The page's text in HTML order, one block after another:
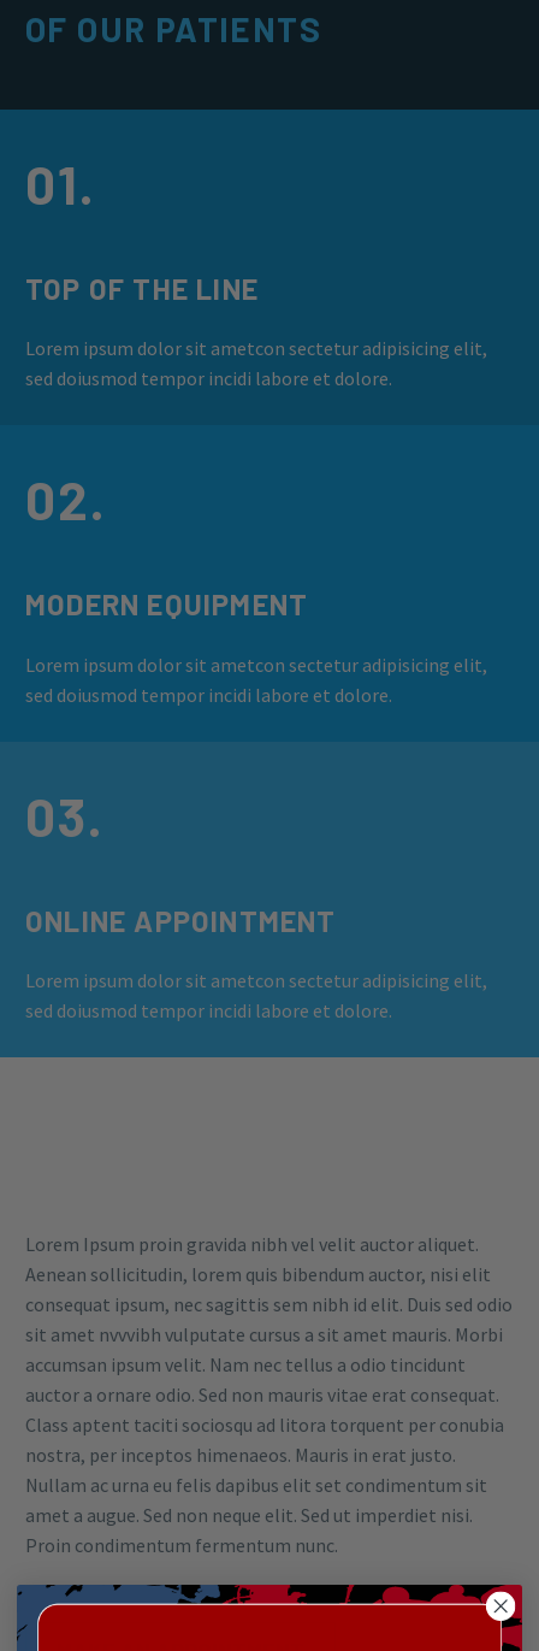
OF OUR PATIENTS
01.
TOP OF THE LINE
Lorem ipsum dolor sit ametcon sectetur adipisicing elit,
sed doiusmod tempor incidi labore et dolore.
02.
MODERN EQUIPMENT
Lorem ipsum dolor sit ametcon sectetur adipisicing elit,
sed doiusmod tempor incidi labore et dolore.
03.
ONLINE APPOINTMENT
Lorem ipsum dolor sit ametcon sectetur adipisicing elit,
sed doiusmod tempor incidi labore et dolore.
Lorem Ipsum proin gravida nibh vel velit auctor aliquet.
Aenean sollicitudin, lorem quis bibendum auctor, nisi elit
consequat ipsum, nec sagittis sem nibh id elit. Duis sed odio
sit amet nvvvibh vulputate cursus a sit amet mauris. Morbi
accumsan ipsum velit. Nam nec tellus a odio tincidunt
auctor a ornare odio. Sed non mauris vitae erat consequat.
Class aptent taciti sociosqu ad litora torquent per conubia
nostra, per inceptos himenaeos. Mauris in erat justo.
Nullam ac urna eu felis dapibus elit set condimentum sit
amet a augue. Sed non neque elit. Sed ut imperdiet nisi.
Proin condimentum fermentum nunc.